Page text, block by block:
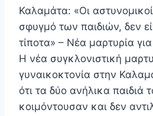
Καλαμάτα: «Οι
σφυγμό των παιδιών, δεν
τίποτα» – Νέα μαρτυρία
Η νέα συγκλονιστική
γυναικοκτονία στην
ότι τα δύο ανήλικα παιδιά
κοιμόντουσαν και δεν